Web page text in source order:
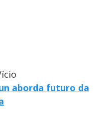
aborda futuro da